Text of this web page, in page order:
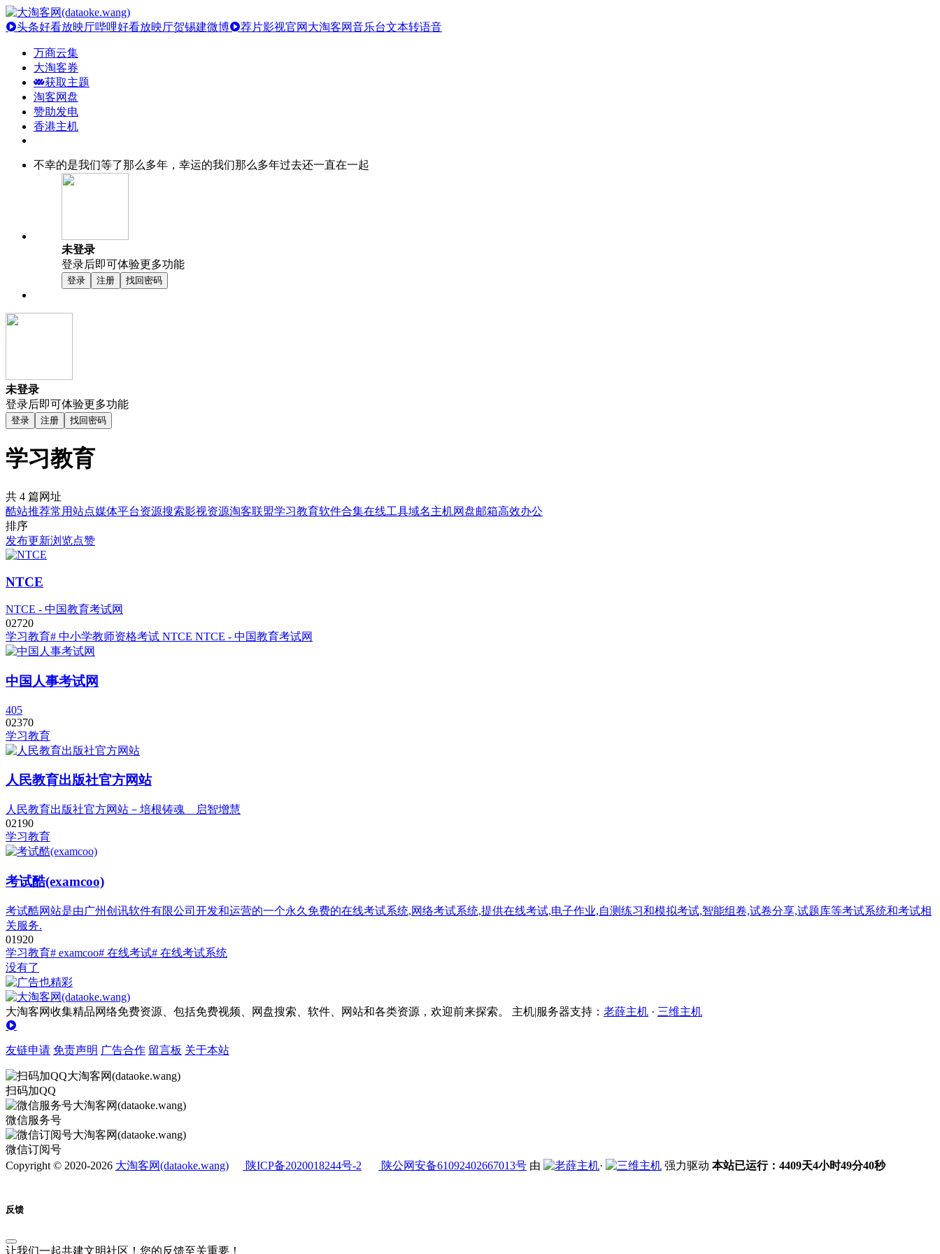
头条好看放映厅哔哩好看放映厅贺锡建微博 荐片影视官网 大淘客网音乐台文本转语音
万商云集
大淘客券
获取主题
淘客网盘
赞助发电
香港主机
不幸的是我们等了那么多年，幸运的我们那么多年过去还一直在一起
未登录
登录后即可体验更多功能
登录 注册 找回密码
未登录
登录后即可体验更多功能
登录 注册 找回密码
学习教育
共 4 篇网址
酷站推荐常用站点媒体平台资源搜索影视资源淘客联盟学习教育软件合集在线工具域名主机网盘邮箱高效办公
排序
发布更新浏览点赞
NTCE
NTCE - 中国教育考试网
02720
学习教育# 中小学教师资格考试 NTCE NTCE - 中国教育考试网
中国人事考试网
405
02370
学习教育
人民教育出版社官方网站
人民教育出版社官方网站－培根铸魂 启智增慧
02190
学习教育
考试酷(examcoo)
考试酷网站是由广州创讯软件有限公司开发和运营的一个永久免费的在线考试系统,网络考试系统,提供在线考试,电子作业,自测练习和模拟考试,智能组卷,试卷分享,试题库等考试系统和考试相
关服务.
01920
学习教育# examcoo# 在线考试# 在线考试系统
没有了
大淘客网收集精品网络免费资源、包括免费视频、网盘搜索、软件、网站和各类资源，欢迎前来探索。 主机|服务器支持： 老薛主机 · 三维主机
友链申请 免责声明 广告合作 留言板 关于本站
扫码加QQ
微信服务号
微信订阅号
Copyright © 2020-2026 大淘客网(dataoke.wang) 陕ICP备2020018244号-2 陕公网安备61092402667013号 由 · 强力驱动 本站已运行：4409天4小时49分40秒
反馈
让我们一起共建文明社区！您的反馈至关重要！